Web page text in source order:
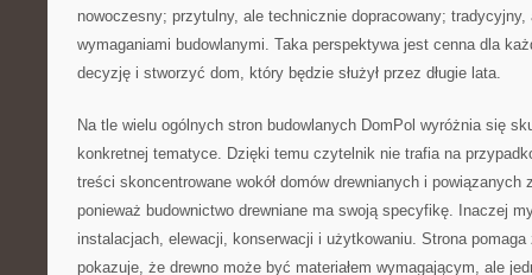
nowoczesny; przytulny, ale technicznie dopracowany;
wymaganiami budowlanymi. Taka perspektywa jest cenna dla
decyzję i stworzyć dom, który będzie służył przez długie lata.
Na tle wielu ogólnych stron budowlanych DomPol wyróżnia się
konkretnej tematyce. Dzięki temu czytelnik nie trafia na
treści skoncentrowane wokół domów drewnianych i powiązanych
ponieważ budownictwo drewniane ma swoją specyfikę. Inaczej
instalacjach, elewacji, konserwacji i użytkowaniu. Strona pomaga
pokazuje, że drewno może być materiałem wymagającym, ale